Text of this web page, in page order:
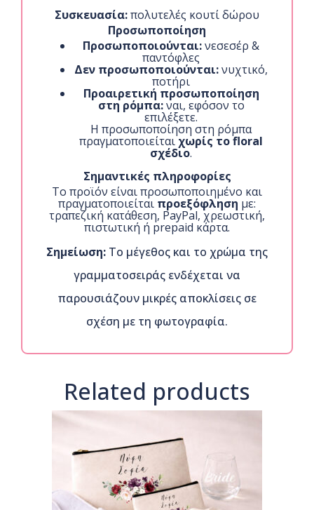
Συσκευασία:πολυτελές κουτί δώρου
Προσωποποίηση
Προσωποποιούνται:νεσεσέρ &
παντόφλες
Δεν προσωποποιούνται:νυχτικό,
ποτήρι
Προαιρετική προσωποποίηση
στη ρόμπα:ναι, εφόσον το
επιλέξετε.
Η προσωποποίηση στη ρόμπα
πραγματοποιείταιχωρίς το floral
σχέδιο.
Σημαντικές πληροφορίες
Το προϊόν είναι προσωποποιημένο και
πραγματοποιείται προεξόφληση με:
τραπεζική κατάθεση, PayPal, χρεωστική,
πιστωτική ή prepaid κάρτα.
Σημείωση: Το μέγεθος και το χρώμα της
γραμματοσειράς ενδέχεται να
παρουσιάζουν μικρές αποκλίσεις σε
σχέση με τη φωτογραφία.
Related products